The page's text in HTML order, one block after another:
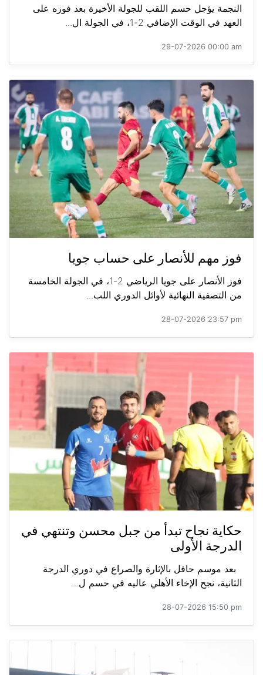
النجمة يؤجل حسم اللقب للجولة الأخيرة بعد فوزه على
العهد في الوقت الإضافي 2-1، في الجولة ال...
29-07-2026 00:00 am
فوز مهم للأنصار على حساب جويا
فوز الأنصار على جويا الرياضي 2-1، في الجولة الخامسة
من التصفية النهائية لأوائل الدوري اللب...
28-07-2026 23:57 pm
حكاية نجاح تبدأ من جبل محسن وتنتهي في
الدرجة الأولى
بعد موسم حافل بالإثارة والصراع في دوري الدرجة
الثانية، نجح الإخاء الأهلي عاليه في حسم ل...
28-07-2026 15:50 pm